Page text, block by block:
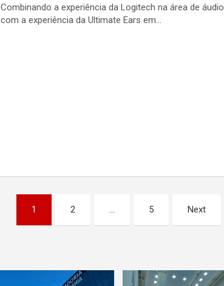
Combinando a experiência da Logitech na área de áudio
com a experiência da Ultimate Ears em…
1 2 … 5 Next